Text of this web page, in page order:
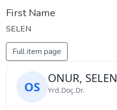
First Name
SELEN
Full item page
OS
ONUR, SELEN
Yrd.Doç.Dr.